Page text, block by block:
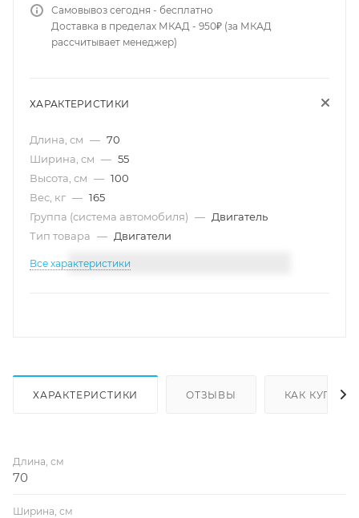
Самовывоз сегодня - бесплатно
Доставка в пределах МКАД - 950₽ (за МКАД
рассчитывает менеджер)
ХАРАКТЕРИСТИКИ
Длина, см — 70
Ширина, см — 55
Высота, см — 100
Вес, кг — 165
Группа (система автомобиля) — Двигатель
Тип товара — Двигатели
Все характеристики
ХАРАКТЕРИСТИКИ ОТЗЫВЫ КАК КУПИТЬ
Длина, см
70
Ширина, см